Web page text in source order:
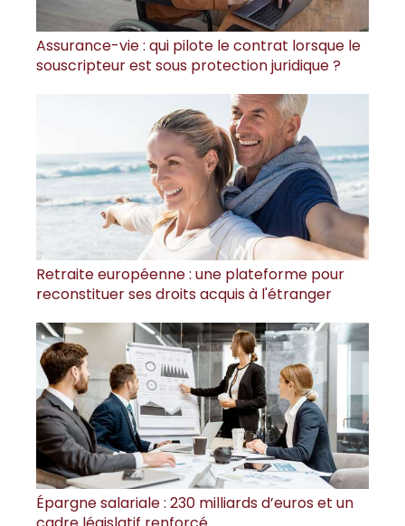
Assurance-vie : qui pilote le contrat lorsque le
souscripteur est sous protection juridique ?
Retraite européenne : une plateforme pour
reconstituer ses droits acquis à l'étranger
Épargne salariale : 230 milliards d’euros et un